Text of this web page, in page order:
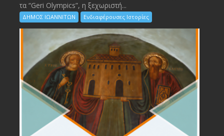
τα “Geri Olympics”, η ξεχωριστή...
ΔΗΜΟΣ ΙΩΑΝΝΙΤΩΝ Ενδιαφέρουσες Ιστορίες